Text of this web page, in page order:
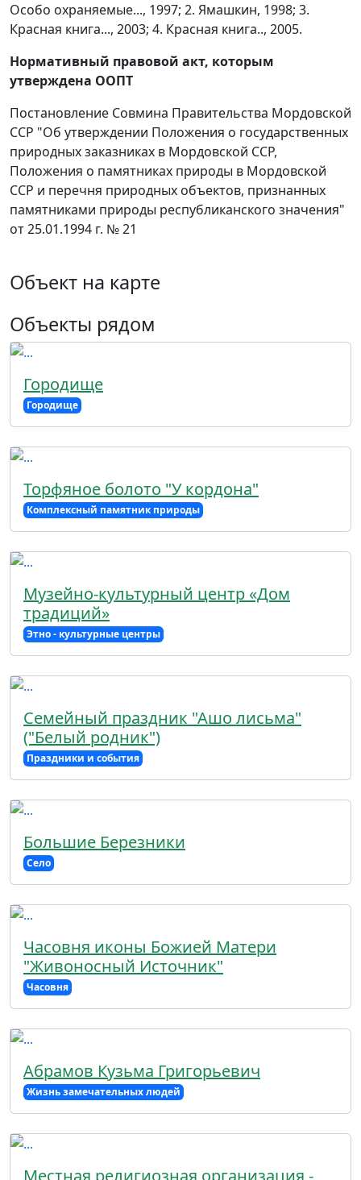
Особо охраняемые..., 1997; 2. Ямашкин, 1998; 3.
Красная книга..., 2003; 4. Красная книга.., 2005.
Нормативный правовой акт, которым
утверждена ООПТ
Постановление Совмина Правительства Мордовской
ССР "Об утверждении Положения о государственных
природных заказниках в Мордовской ССР,
Положения о памятниках природы в Мордовской
ССР и перечня природных объектов, признанных
памятниками природы республиканского значения"
от 25.01.1994 г. № 21
Объект на карте
Объекты рядом
Городище
Городище
Торфяное болото "У кордона"
Комплексный памятник природы
Музейно-культурный центр «Дом
традиций»
Этно - культурные центры
Семейный праздник "Ашо лисьма"
("Белый родник")
Праздники и события
Большие Березники
Село
Часовня иконы Божией Матери
"Живоносный Источник"
Часовня
Абрамов Кузьма Григорьевич
Жизнь замечательных людей
Местная религиозная организация -